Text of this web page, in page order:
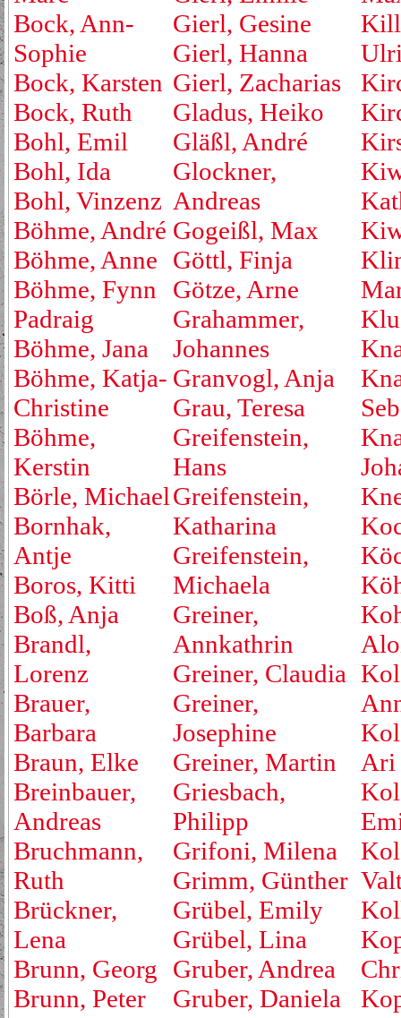
Bock, Ann-
Sophie
Bock, Karsten
Bock, Ruth
Bohl, Emil
Bohl, Ida
Bohl, Vinzenz
Böhme, André
Böhme, Anne
Böhme, Fynn
Padraig
Böhme, Jana
Böhme, Katja-
Christine
Böhme,
Kerstin
Börle, Michael
Bornhak,
Antje
Boros, Kitti
Boß, Anja
Brandl,
Lorenz
Brauer,
Barbara
Braun, Elke
Breinbauer,
Andreas
Bruchmann,
Ruth
Brückner,
Lena
Brunn, Georg
Brunn, Peter
Gierl, Gesine
Gierl, Hanna
Gierl, Zacharias
Gladus, Heiko
Gläßl, André
Glockner,
Andreas
Gogeißl, Max
Göttl, Finja
Götze, Arne
Grahammer,
Johannes
Granvogl, Anja
Grau, Teresa
Greifenstein,
Hans
Greifenstein,
Katharina
Greifenstein,
Michaela
Greiner,
Annkathrin
Greiner, Claudia
Greiner,
Josephine
Greiner, Martin
Griesbach,
Philipp
Grifoni, Milena
Grimm, Günther
Grübel, Emily
Grübel, Lina
Gruber, Andrea
Gruber, Daniela
Ari